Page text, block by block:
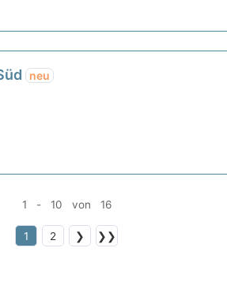
neu
1 - 10 von 16
1 2 ❯ ❯❯